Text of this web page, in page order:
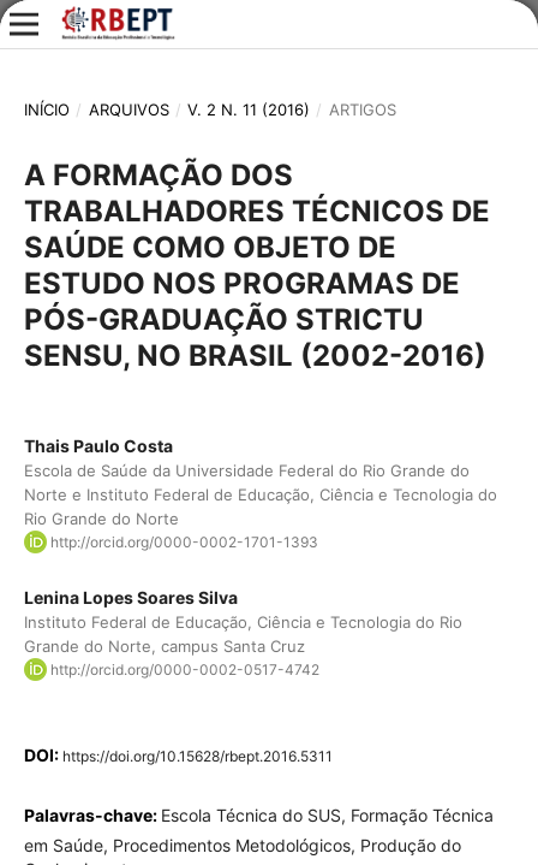
INÍCIO / ARQUIVOS / V. 2 N. 11 (2016) / ARTIGOS
A FORMAÇÃO DOS
TRABALHADORES TÉCNICOS DE
SAÚDE COMO OBJETO DE
ESTUDO NOS PROGRAMAS DE
PÓS-GRADUAÇÃO STRICTU
SENSU, NO BRASIL (2002-2016)
Thais Paulo Costa
Escola de Saúde da Universidade Federal do Rio Grande do
Norte e Instituto Federal de Educação, Ciência e Tecnologia do
Rio Grande do Norte
http://orcid.org/0000-0002-1701-1393
Lenina Lopes Soares Silva
Instituto Federal de Educação, Ciência e Tecnologia do Rio
Grande do Norte, campus Santa Cruz
http://orcid.org/0000-0002-0517-4742
DOI: https://doi.org/10.15628/rbept.2016.5311
Palavras-chave: Escola Técnica do SUS, Formação Técnica
em Saúde, Procedimentos Metodológicos, Produção do